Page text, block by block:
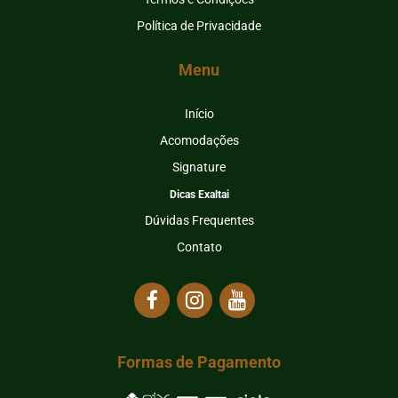
Política de Privacidade
Menu
Início
Acomodações
Signature
Dicas Exaltai
Dúvidas Frequentes
Contato
Formas de Pagamento